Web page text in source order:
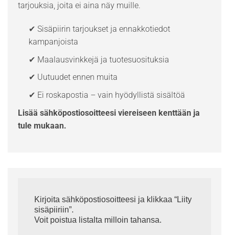
tarjouksia, joita ei aina näy muille.
✔ Sisäpiirin tarjoukset ja ennakkotiedot
kampanjoista
✔ Maalausvinkkejä ja tuotesuosituksia
✔ Uutuudet ennen muita
✔ Ei roskapostia – vain hyödyllistä sisältöä
Lisää sähköpostiosoitteesi viereiseen kenttään ja
tule mukaan.
Kirjoita sähköpostiosoitteesi ja klikkaa “Liity
sisäpiiriin”.
Voit poistua listalta milloin tahansa.